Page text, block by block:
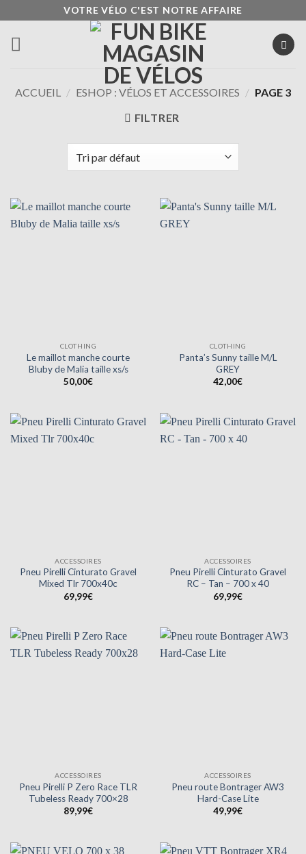
au
contenu
VOTRE VÉLO C'EST NOTRE AFFAIRE
ACCUEIL / ESHOP : VÉLOS ET ACCESSOIRES / PAGE 3
FILTRER
CLOTHING
Le maillot manche courte
Bluby de Malia taille xs/s
50,00€
CLOTHING
Panta’s Sunny taille M/L
GREY
42,00€
ACCESSOIRES
Pneu Pirelli Cinturato Gravel
Mixed Tlr 700x40c
69,99€
ACCESSOIRES
Pneu Pirelli Cinturato Gravel
RC – Tan – 700 x 40
69,99€
ACCESSOIRES
Pneu Pirelli P Zero Race TLR
Tubeless Ready 700×28
89,99€
ACCESSOIRES
Pneu route Bontrager AW3
Hard-Case Lite
49,99€